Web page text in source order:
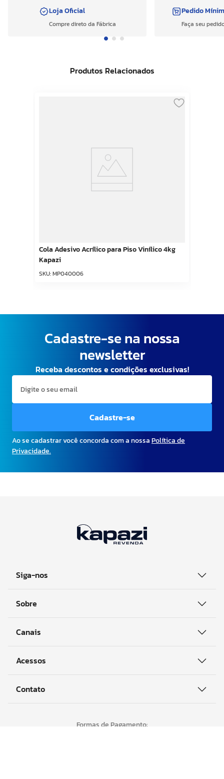
Loja Oficial
Compre direto da Fábrica
Pedido
Faça seu
Produtos Relacionados
Cola Adesivo Acrílico para Piso Vinílico 4kg
Kapazi
SKU:MP040006
Cadastre-se na nossa
newsletter
Receba descontos e condições exclusivas!
Cadastre-se
Ao se cadastrar você concorda com a nossaPolítica de
Privacidade.
Siga-nos
Sobre
Canais
Acessos
Contato
Formas de Pagamento: